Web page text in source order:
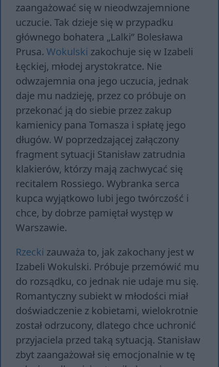
zaangażować się w nieodwzajemnione
uczucie. Tak dzieje się w przypadku
głównego bohatera „Lalki” Bolesława
Prusa. Wokulski zakochuje się w Izabeli
Łęckiej, młodej arystokratce. Nie
odwzajemnia ona jego uczucia, jednak
daje mu nadzieję, przez co próbuje on
przekonać ją do siebie przez zakup
kamienicy pana Tomasza i spłatę jego
długów. W poprzedzającej załączony
fragment sytuacji Stanisław zatrudnia
klakierów, którzy mają zachwycać się
recitalem Rossiego. Wybranka serca
kupca wyjątkowo lubi jego twórczość i
chce, by dobrze pamiętał występ w
Warszawie.
Rzecki zauważa to, jak zakochany jest w
Izabeli Wokulski. Próbuje przemówić mu
do rozsądku, co jednak nie udaje mu się.
Romantyczny subiekt w młodości miał
doświadczenie z kobietami, wielokrotnie
został odrzucony, dlatego chce uchronić
przyjaciela przed taką sytuacją. Stanisław
zbyt zaangażował się emocjonalnie w tę